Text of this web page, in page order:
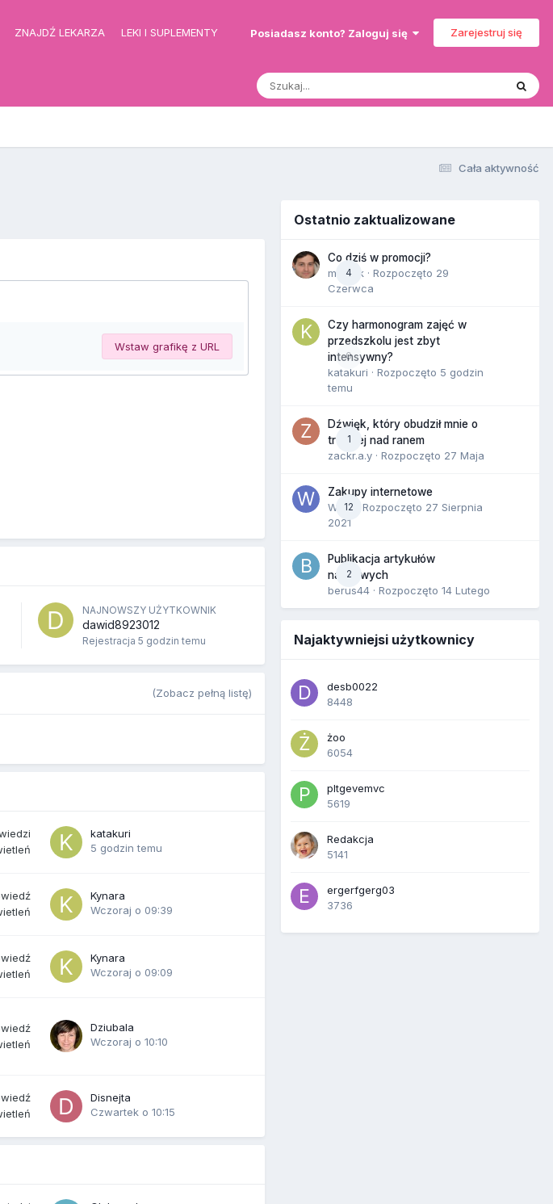
ZNAJDŹ LEKARZA LEKI I SUPLEMENTY Posiadasz konto? Zaloguj się Zarejestruj się
Cała aktywność
Wstaw grafikę z URL
NAJNOWSZY UŻYTKOWNIK
dawid8923012
Rejestracja 5 godzin temu
(Zobacz pełną listę)
katakuri
5 godzin temu
Kynara
Wczoraj o 09:39
Kynara
Wczoraj o 09:09
Dziubala
Wczoraj o 10:10
Disnejta
Czwartek o 10:15
Ostatnio zaktualizowane
4
Co dziś w promocji?
maciek · Rozpoczęto 29
Czerwca
0
Czy harmonogram zajęć w
przedszkolu jest zbyt
intensywny?
katakuri · Rozpoczęto 5 godzin
temu
1
Dźwięk, który obudził mnie o
trzeciej nad ranem
zackr.a.y · Rozpoczęto 27 Maja
12
Zakupy internetowe
Wula · Rozpoczęto 27 Sierpnia
2021
2
Publikacja artykułów
naukowych
berus44 · Rozpoczęto 14 Lutego
Najaktywniejsi użytkownicy
desb0022
8448
żoo
6054
pltgevemvc
5619
Redakcja
5141
ergerfgerg03
3736